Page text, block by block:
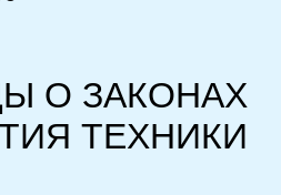
О ЗАКОНАХ
ТЕХНИКИ